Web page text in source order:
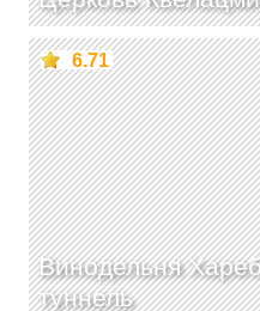
Винодельня
туннель
6.71